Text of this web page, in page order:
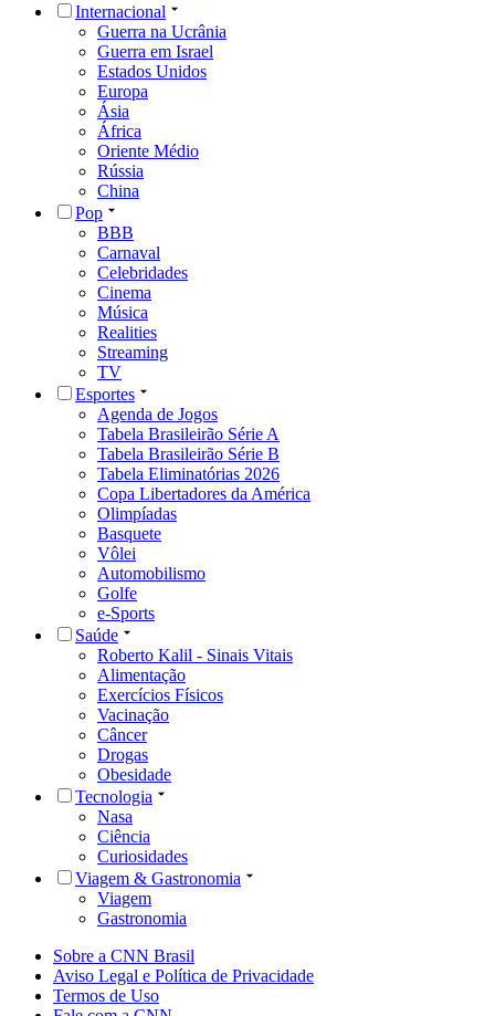
Internacional
Guerra na Ucrânia
Guerra em Israel
Estados Unidos
Europa
Ásia
África
Oriente Médio
Rússia
China
Pop
BBB
Carnaval
Celebridades
Cinema
Música
Realities
Streaming
TV
Esportes
Agenda de Jogos
Tabela Brasileirão Série A
Tabela Brasileirão Série B
Tabela Eliminatórias 2026
Copa Libertadores da América
Olimpíadas
Basquete
Vôlei
Automobilismo
Golfe
e-Sports
Saúde
Roberto Kalil - Sinais Vitais
Alimentação
Exercícios Físicos
Vacinação
Câncer
Drogas
Obesidade
Tecnologia
Nasa
Ciência
Curiosidades
Viagem & Gastronomia
Viagem
Gastronomia
Sobre a CNN Brasil
Aviso Legal e Política de Privacidade
Termos de Uso